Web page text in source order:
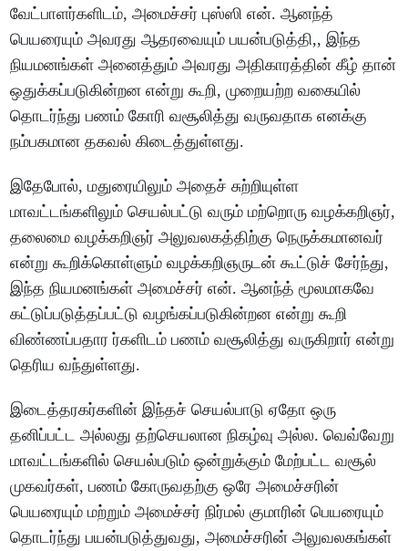
வேட்பாளர்களிடம், அமைச்சர் புஸ்ஸி என். ஆனந்த்
பெயரையும் அவரது ஆதரவையும் பயன்படுத்தி,, இந்த
நியமனங்கள் அனைத்தும் அவரது அதிகாரத்தின் கீழ் தான்
ஒதுக்கப்படுகின்றன என்று கூறி, முறையற்ற வகையில்
தொடர்ந்து பணம் கோரி வசூலித்து வருவதாக எனக்கு
நம்பகமான தகவல் கிடைத்துள்ளது.
இதேபோல், மதுரையிலும் அதைச் சுற்றியுள்ள
மாவட்டங்களிலும் செயல்பட்டு வரும் மற்றொரு வழக்கறிஞர்,
தலைமை வழக்கறிஞர் அலுவலகத்திற்கு நெருக்கமானவர்
என்று கூறிக்கொள்ளும் வழக்கறிஞருடன் கூட்டுச் சேர்ந்து,
இந்த நியமனங்கள் அமைச்சர் என். ஆனந்த் மூலமாகவே
கட்டுப்படுத்தப்பட்டு வழங்கப்படுகின்றன என்று கூறி
விண்ணப்பதார ர்களிடம் பணம் வசூலித்து வருகிறார் என்று
தெரிய வந்துள்ளது.
இடைத்தரகர்களின் இந்தச் செயல்பாடு ஏதோ ஒரு
தனிப்பட்ட அல்லது தற்செயலான நிகழ்வு அல்ல. வெவ்வேறு
மாவட்டங்களில் செயல்படும் ஒன்றுக்கும் மேற்பட்ட வசூல்
முகவர்கள், பணம் கோருவதற்கு ஒரே அமைச்சரின்
பெயரையும் மற்றும் அமைச்சர் நிர்மல் குமாரின் பெயரையும்
தொடர்ந்து பயன்படுத்துவது, அமைச்சரின் அலுவலகங்கள்